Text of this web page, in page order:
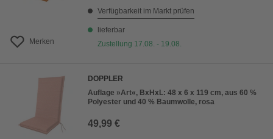
Merken
Verfügbarkeit im Markt prüfen
lieferbar
Zustellung 17.08. - 19.08.
DOPPLER
Auflage »Art«, BxHxL: 48 x 6 x 119 cm, aus 60 %
Polyester und 40 % Baumwolle, rosa
49,99 €